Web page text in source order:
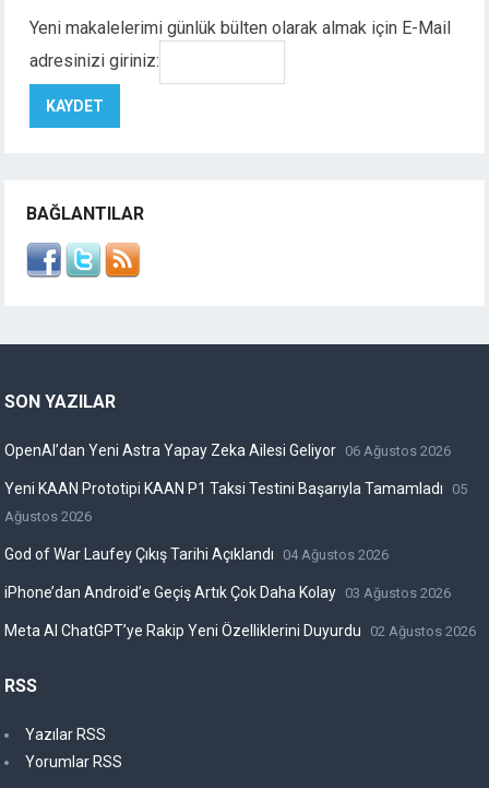
Yeni makalelerimi günlük bülten olarak almak için E-Mail
adresinizi giriniz:
BAĞLANTILAR
SON YAZILAR
OpenAI’dan Yeni Astra Yapay Zeka Ailesi Geliyor 06 Ağustos 2026
Yeni KAAN Prototipi KAAN P1 Taksi Testini Başarıyla Tamamladı
05
Ağustos 2026
God of War Laufey Çıkış Tarihi Açıklandı 04 Ağustos 2026
iPhone’dan Android’e Geçiş Artık Çok Daha Kolay 03 Ağustos 2026
Meta AI ChatGPT’ye Rakip Yeni Özelliklerini Duyurdu 02 Ağustos 2026
RSS
Yazılar RSS
Yorumlar RSS